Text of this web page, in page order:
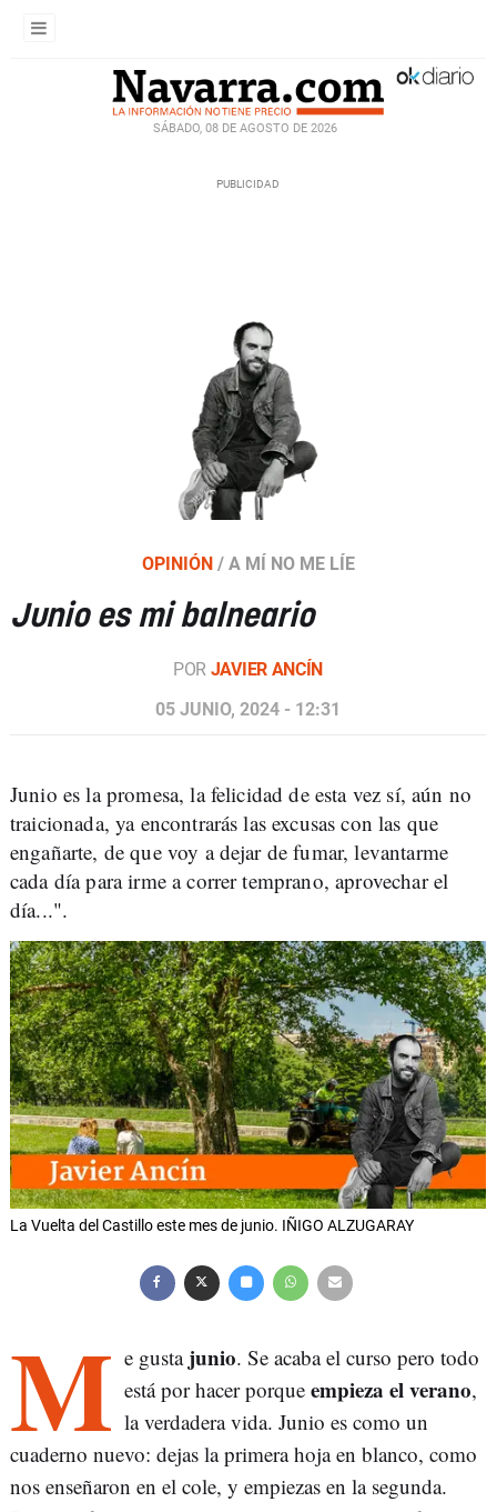
SÁBADO, 08 DE AGOSTO DE 2026
OPINIÓN / A MÍ NO ME LÍE
Junio es mi balneario
POR JAVIER ANCÍN
05 JUNIO, 2024 - 12:31
Junio es la promesa, la felicidad de esta vez sí, aún no
traicionada, ya encontrarás las excusas con las que
engañarte, de que voy a dejar de fumar, levantarme
cada día para irme a correr temprano, aprovechar el
día...".
La Vuelta del Castillo este mes de junio. IÑIGO ALZUGARAY
M e gusta junio. Se acaba el curso pero todo
está por hacer porque empieza el verano,
la verdadera vida. Junio es como un
cuaderno nuevo: dejas la primera hoja en blanco, como
nos enseñaron en el cole, y empiezas en la segunda.